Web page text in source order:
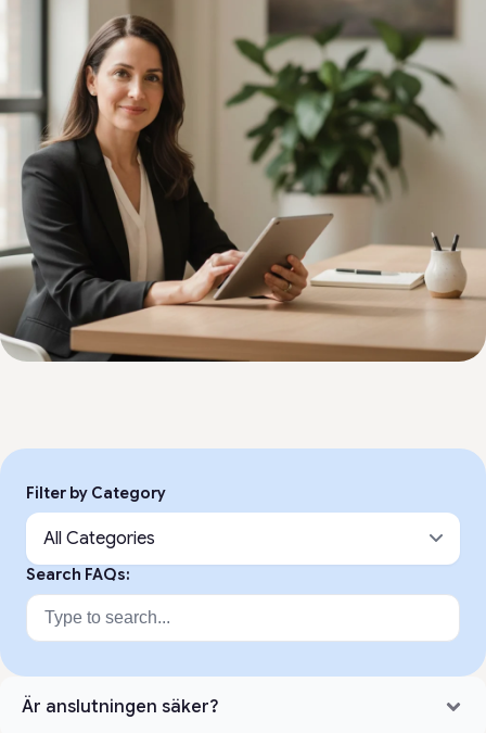
Filter by Category
All Categories
Search FAQs:
Är anslutningen säker?